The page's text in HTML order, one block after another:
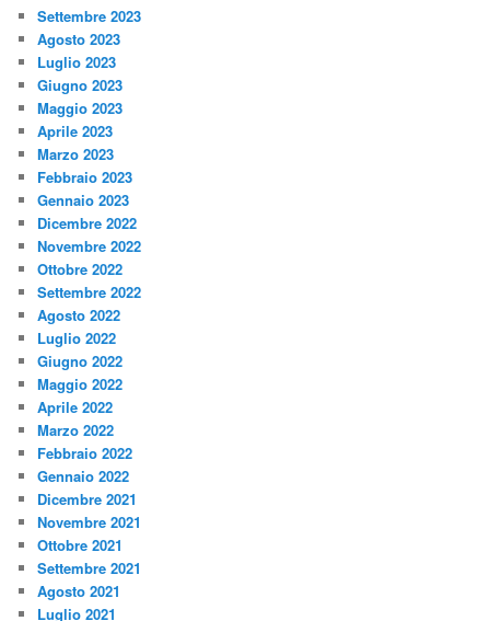
Settembre 2023
Agosto 2023
Luglio 2023
Giugno 2023
Maggio 2023
Aprile 2023
Marzo 2023
Febbraio 2023
Gennaio 2023
Dicembre 2022
Novembre 2022
Ottobre 2022
Settembre 2022
Agosto 2022
Luglio 2022
Giugno 2022
Maggio 2022
Aprile 2022
Marzo 2022
Febbraio 2022
Gennaio 2022
Dicembre 2021
Novembre 2021
Ottobre 2021
Settembre 2021
Agosto 2021
Luglio 2021